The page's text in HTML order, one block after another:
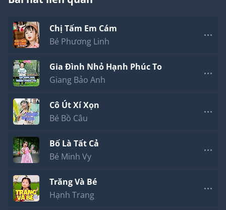
Chị Tấm Em Cám
Bé Phương Linh
Gia Đình Nhỏ Hạnh Phúc To
Giang Bảo Anh
Cô Út Xí Xọn
Bé Bồ Câu
Bố Là Tất Cả
Bé Minh Vy
Trăng Và Bé
Hạnh Trang